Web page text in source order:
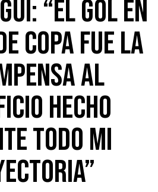
“El gol en
Copa fue la
al
hecho
todo mi